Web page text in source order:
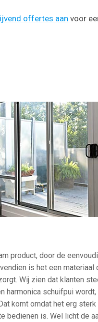
offertes aan voor
product, door de
is het een
Wij zien dat klanten
harmonica schuifpui
komt omdat het erg
bedienen is. Wel licht de